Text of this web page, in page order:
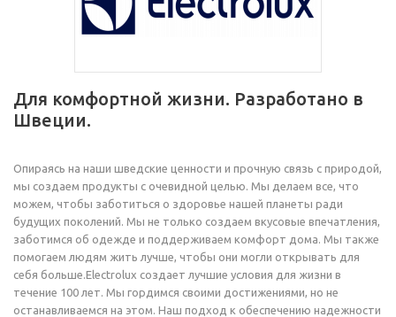
Для комфортной жизни. Разработано в
Швеции.
Опираясь на наши шведские ценности и прочную связь с природой,
мы создаем продукты с очевидной целью. Мы делаем все, что
можем, чтобы заботиться о здоровье нашей планеты ради
будущих поколений. Мы не только создаем вкусовые впечатления,
заботимся об одежде и поддерживаем комфорт дома. Мы также
помогаем людям жить лучше, чтобы они могли открывать для
себя больше.Electrolux создает лучшие условия для жизни в
течение 100 лет. Мы гордимся своими достижениями, но не
останавливаемся на этом. Наш подход к обеспечению надежности